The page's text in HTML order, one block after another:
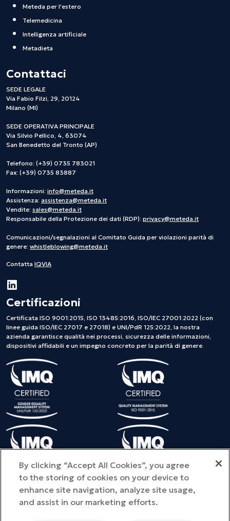
Meteda per l'estero
Telemedicina
Intelligenza artificiale
Metadieta
Contattaci
SEDE LEGALE
Via Fabio Filzi, 29, 20124
Milano (MI)
SEDE OPERATIVA PRINCIPALE
Via Silvio Pellico, 4, 63074
San Benedetto del Tronto (AP)
Telefono: (+39) 0735 783021
Fax: (+39) 0735 83887
Informazioni: info@meteda.it
Assistenza: assistenza@meteda.it
Vendite: sales@meteda.it
Responsabile della Protezione dei dati (RDP): privacy@meteda.it
Comunicazioni/segnalazioni al Comitato Guida per violazioni parità di
genere: whistleblowing@meteda.it
Contatta IQVIA
Certificazioni
Certificata ISO 9001:2015, ISO 13485:2016, ISO/IEC 27001:2022 (con
linee guida ISO/IEC 27017 e 27018) e UNI/PdR 125:2022, la nostra
azienda garantisce qualità nei processi, sicurezza delle informazioni,
dispositivi affidabili e un impegno concreto per la parità di genere.
By clicking “Accept All Cookies”, you agree
to the storing of cookies on your device to
enhance site navigation, analyze site usage,
and assist in our marketing efforts.